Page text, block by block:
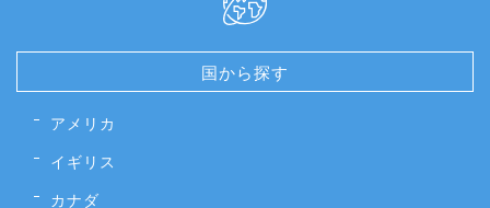
国から探す
アメリカ
イギリス
カナダ